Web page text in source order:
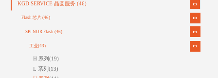
KGD SERVICE 晶圆服务 (46)
Flash 芯片(46)
SPI NOR Flash(46)
工业(43)
H 系列(19)
L 系列(13)